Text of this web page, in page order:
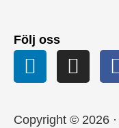
Följ oss
Copyright © 2026 ·